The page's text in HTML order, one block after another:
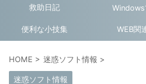
救助日記
便利な小技集 WEB関
HOME > 迷惑ソフト情報 >
迷惑ソフト情報